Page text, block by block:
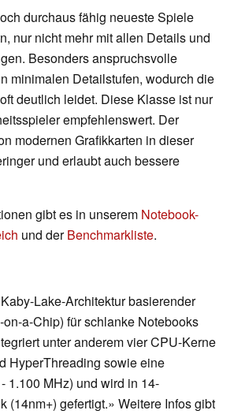
durchaus fähig neueste Spiele
nur nicht mehr mit allen Details und
Besonders anspruchsvolle
minimalen Detailstufen, wodurch die
deutlich leidet. Diese Klasse ist nur
empfehlenswert. Der
modernen Grafikkarten in dieser
und erlaubt auch bessere
gibt es in unserem Notebook-
und derBenchmarkliste.
Lake-Architektur basierender
on-a-Chip) für schlanke Notebooks
unter anderem vier CPU-Kerne
HyperThreading sowie eine
1.100 MHz) und wird in 14-
(14nm+) gefertigt.» Weitere Infos gibt